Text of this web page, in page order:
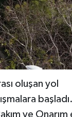
oluşan yol
ve